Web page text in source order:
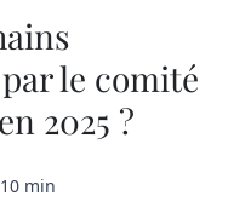
le comité
2025 ?
10 min